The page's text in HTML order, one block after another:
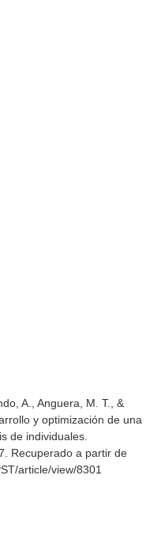
A., Anguera, M. T., &
y optimización de una
de individuales.
Recuperado a partir de
article/view/8301